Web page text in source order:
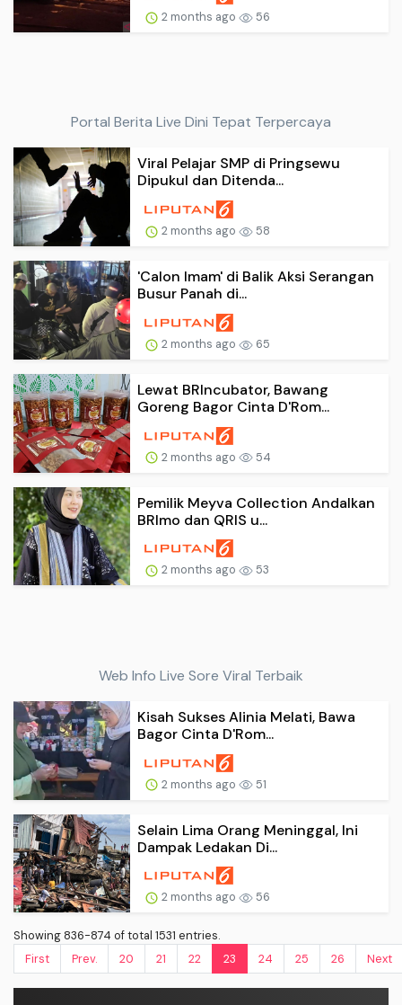
2 months ago 56
Portal Berita Live Dini Tepat Terpercaya
Viral Pelajar SMP di Pringsewu
Dipukul dan Ditenda...
2 months ago 58
'Calon Imam' di Balik Aksi Serangan
Busur Panah di...
2 months ago 65
Lewat BRIncubator, Bawang
Goreng Bagor Cinta D'Rom...
2 months ago 54
Pemilik Meyva Collection Andalkan
BRImo dan QRIS u...
2 months ago 53
Web Info Live Sore Viral Terbaik
Kisah Sukses Alinia Melati, Bawa
Bagor Cinta D'Rom...
2 months ago 51
Selain Lima Orang Meninggal, Ini
Dampak Ledakan Di...
2 months ago 56
Showing 836-874 of total 1531 entries.
First
Prev. 20 21 22 23 24 25 26 Next